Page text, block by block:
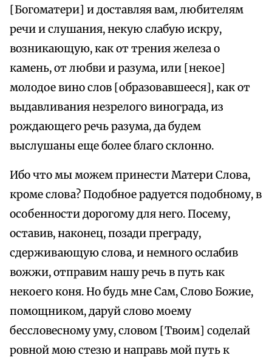
[Богоматери] и доставляя вам, любителям
речи и слушания, некую слабую искру,
возникающую, как от трения железа о
камень, от любви и разума, или [некое]
молодое вино слов [образовавшееся], как от
выдавливания незрелого винограда, из
рождающего речь разума, да будем
выслушаны еще более благо склонно.
Ибо что мы можем принести Матери Слова,
кроме слова? Подобное радуется подобному, в
особенности дорогому для него. Посему,
оставив, наконец, позади преграду,
сдерживающую слова, и немного ослабив
вожжи, отправим нашу речь в путь как
некоего коня. Но будь мне Сам, Слово Божие,
помощником, даруй слово моему
бессловесному уму, словом [Твоим] соделай
ровной мою стезю и направь мой путь к